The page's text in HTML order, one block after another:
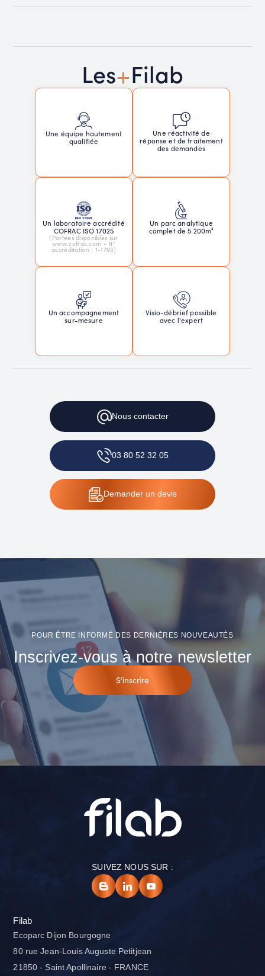
Les+Filab
Une équipe hautement
qualifiée
Une réactivité de
réponse et de traitement
des demandes
Un laboratoire accrédité
COFRAC ISO 17025
(Portées disponibles sur
www.cofrac.com - N°
accréditation : 1-1793)
Un parc analytique
complet de 5 200m²
Un accompagnement
sur-mesure
Visio-débrief possible
avec l'expert
Nouscontacter
03 80 52 32 05
Demanderun devis
POUR ÊTRE INFORMÉ DES DERNIÈRES NOUVEAUTÉS
Inscrivez-vous à notre newsletter
S'inscrire
SUIVEZ NOUS SUR :
Filab
Ecoparc Dijon Bourgogne
80 rue Jean-Louis Auguste Petitjean
21850 - Saint Apollinaire - FRANCE